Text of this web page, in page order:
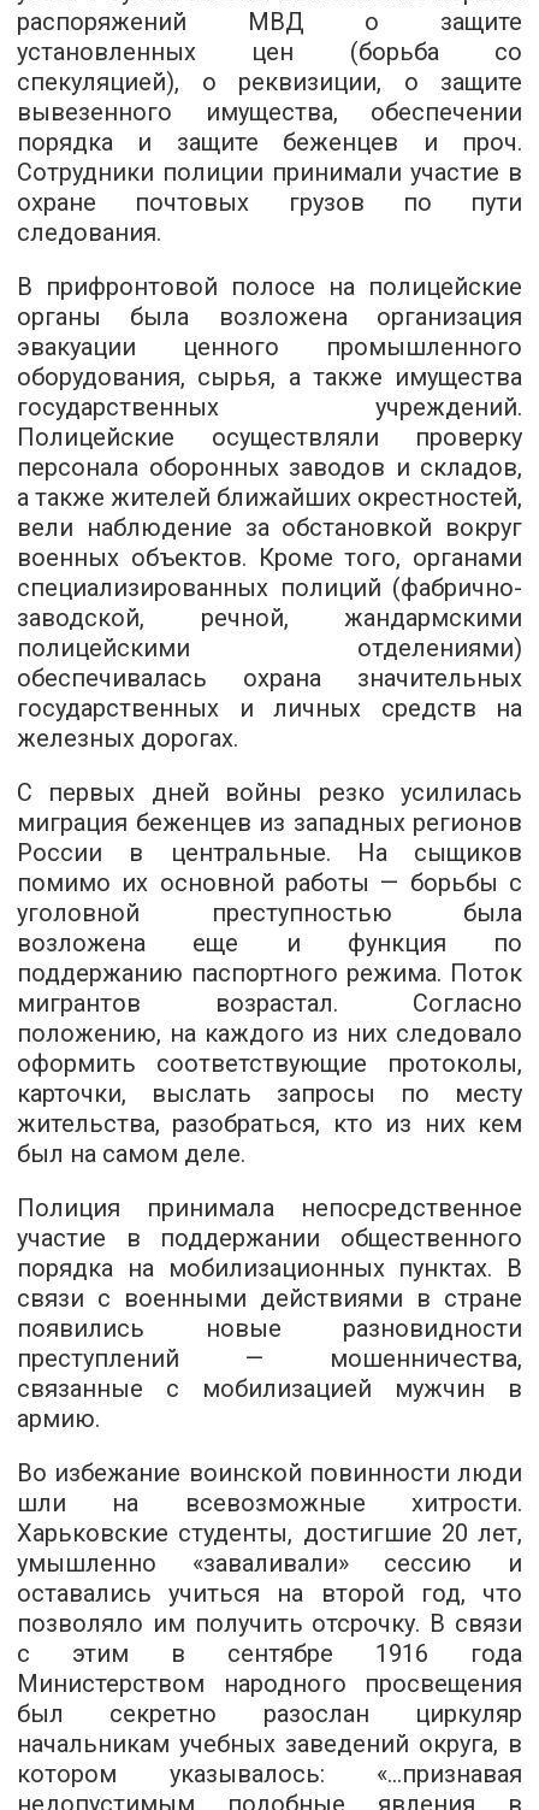
распоряжений МВД о защите
установленных цен (борьба со
спекуляцией), о реквизиции, о защите
вывезенного имущества, обеспечении
порядка и защите беженцев и проч.
Сотрудники полиции принимали участие в
охране почтовых грузов по пути
следования.
В прифронтовой полосе на полицейские
органы была возложена организация
эвакуации ценного промышленного
оборудования, сырья, а также имущества
государственных учреждений.
Полицейские осуществляли проверку
персонала оборонных заводов и складов,
а также жителей ближайших окрестностей,
вели наблюдение за обстановкой вокруг
военных объектов. Кроме того, органами
специализированных полиций (фабрично-
заводской, речной, жандармскими
полицейскими отделениями)
обеспечивалась охрана значительных
государственных и личных средств на
железных дорогах.
С первых дней войны резко усилилась
миграция беженцев из западных регионов
России в центральные. На сыщиков
помимо их основной работы — борьбы с
уголовной преступностью была
возложена еще и функция по
поддержанию паспортного режима. Поток
мигрантов возрастал. Согласно
положению, на каждого из них следовало
оформить соответствующие протоколы,
карточки, выслать запросы по месту
жительства, разобраться, кто из них кем
был на самом деле.
Полиция принимала непосредственное
участие в поддержании общественного
порядка на мобилизационных пунктах. В
связи с военными действиями в стране
появились новые разновидности
преступлений — мошенничества,
связанные с мобилизацией мужчин в
армию.
Во избежание воинской повинности люди
шли на всевозможные хитрости.
Харьковские студенты, достигшие 20 лет,
умышленно «заваливали» сессию и
оставались учиться на второй год, что
позволяло им получить отсрочку. В связи
с этим в сентябре 1916 года
Министерством народного просвещения
был секретно разослан циркуляр
начальникам учебных заведений округа, в
котором указывалось: «…признавая
недопустимым подобные явления в